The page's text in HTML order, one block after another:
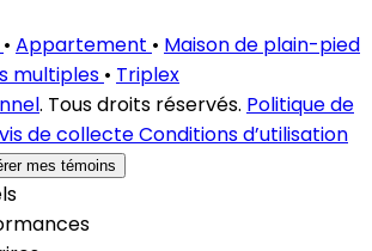
• Appartement • Maison de plain-pied
multiples • Triplex
. Tous droits réservés. Politique de
de collecteConditions d’utilisation
mes témoins